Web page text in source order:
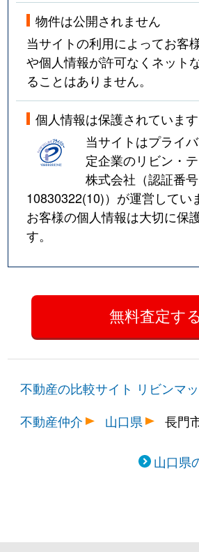
物件は公開されません
当サイトの利用によってお客
や個人情報が許可なくネット
ることはありません。
個人情報は保護されています
当サイトはプライ
定企業のリビン・
株式会社（認証番号
10830322(10)）が運営してい
お客様の個人情報は大切に保
す。
不動産の比較サイト リビンマ
不動産仲介
山口県 長門
山口県